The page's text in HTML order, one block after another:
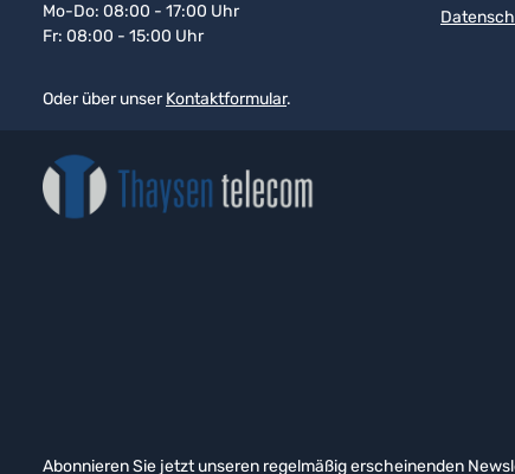
Mo-Do: 08:00 - 17:00 Uhr
Fr: 08:00 - 15:00 Uhr
Oder über unserKontaktformular.
Abonnieren Sie jetzt unseren regelmäßig erscheinenden